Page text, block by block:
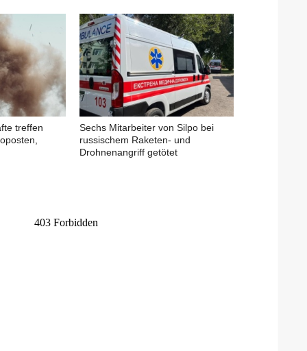
treffen
Sechs Mitarbeiter von Silpo bei
russischem Raketen- und
Drohnenangriff getötet